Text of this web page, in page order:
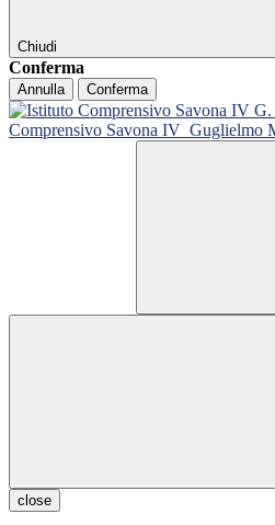
Chiudi
Conferma
Annulla Conferma
Comprensivo Savona IV Guglielmo
close